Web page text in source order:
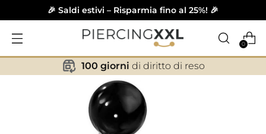
🎉 Saldi estivi – Risparmia fino al 25%! 🎉
0
✕
100 giorni di diritto di reso